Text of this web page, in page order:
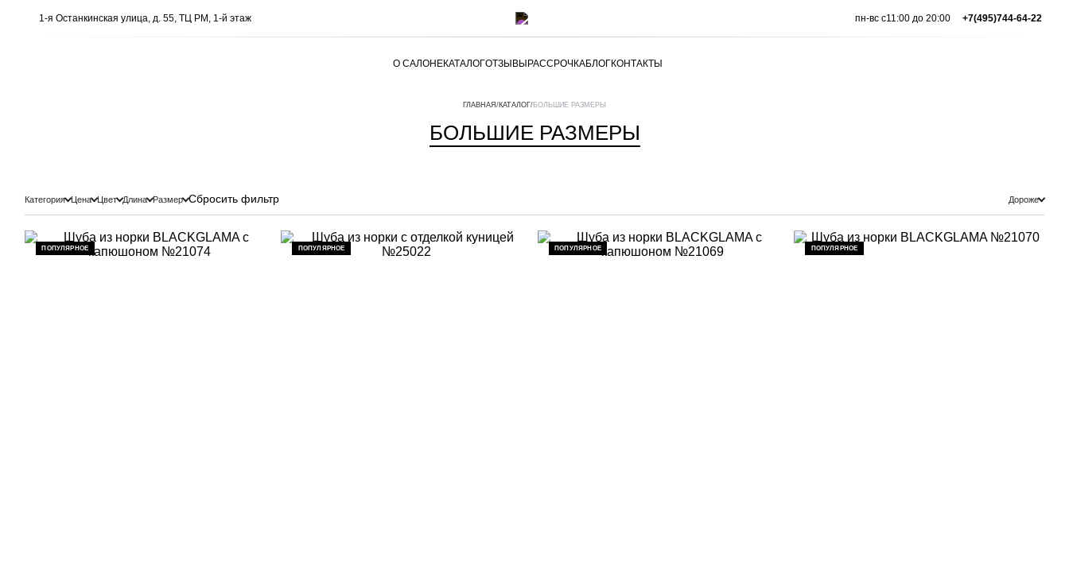
1-я Останкинская улица, д. 55, ТЦ РМ, 1-й этаж пн-вс с11:00 до 20:00 +7(495)744-64-22
О САЛОНЕКАТАЛОГОТЗЫВЫ РАССРОЧКАБЛОГКОНТАКТЫ
ГЛАВНАЯ /КАТАЛОГ/БОЛЬШИЕ РАЗМЕРЫ
БОЛЬШИЕ РАЗМЕРЫ
Категория Цена Цвет Длина Размер Сбросить фильтр Дороже
ПОПУЛЯРНОЕ ПОПУЛЯРНОЕ ПОПУЛЯРНОЕ ПОПУЛЯРНОЕ